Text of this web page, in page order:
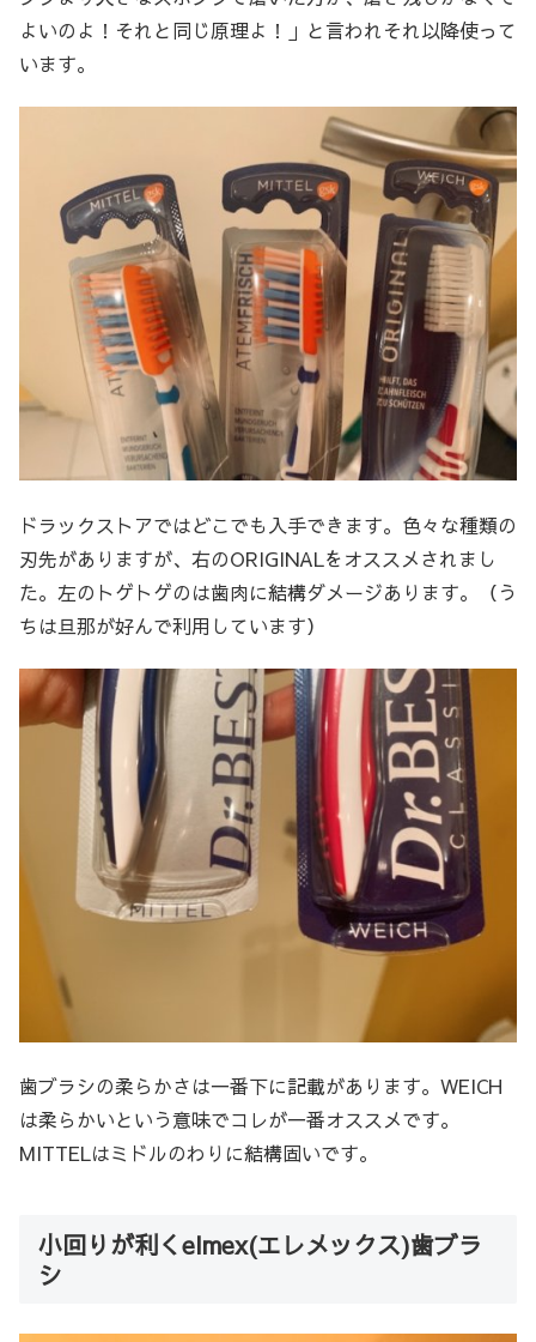
よいのよ！それと同じ原理よ！」と言われそれ以降使って
います。
ドラックストアではどこでも入手できます。色々な種類の
刃先がありますが、右のORIGINALをオススメされまし
た。左のトゲトゲのは歯肉に結構ダメージあります。（う
ちは旦那が好んで利用しています）
歯ブラシの柔らかさは一番下に記載があります。WEICH
は柔らかいという意味でコレが一番オススメです。
MITTELはミドルのわりに結構固いです。
小回りが利くelmex(エレメックス)歯ブラ
シ